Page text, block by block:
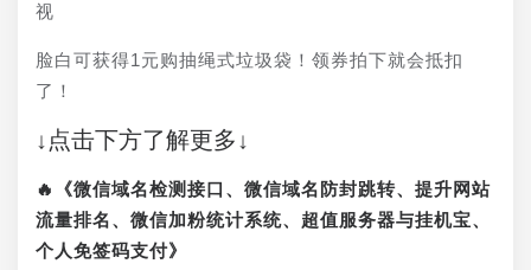
视
脸白可获得1元购抽绳式垃圾袋！领券拍下就会抵扣
了！
↓点击下方了解更多↓
🔥《微信域名检测接口、微信域名防封跳转、提升网站
流量排名、微信加粉统计系统、超值服务器与挂机宝、
个人免签码支付》